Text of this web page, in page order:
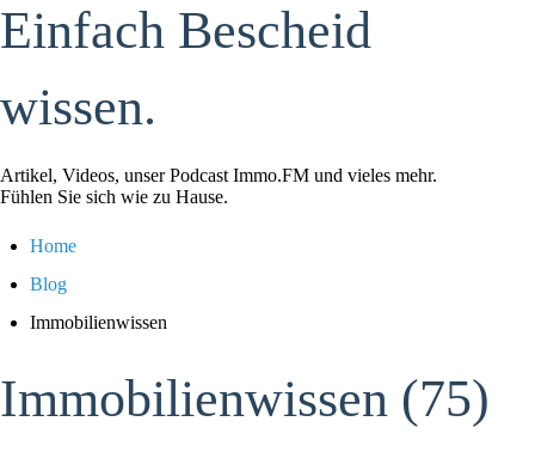
Einfach Bescheid
wissen.
Artikel, Videos, unser Podcast Immo.FM und vieles mehr.
Fühlen Sie sich wie zu Hause.
Home
Blog
Immobilienwissen
Immobilienwissen (75)